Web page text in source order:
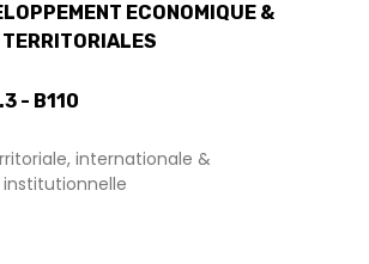
ECONOMIQUE &
- B110
internationale &